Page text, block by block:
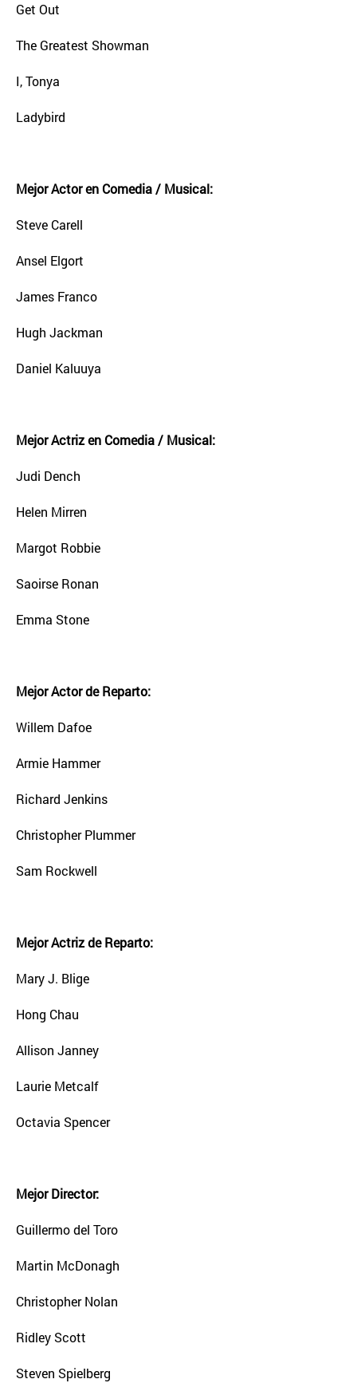
Get Out
The Greatest Showman
I, Tonya
Ladybird
Mejor Actor en Comedia / Musical:
Steve Carell
Ansel Elgort
James Franco
Hugh Jackman
Daniel Kaluuya
Mejor Actriz en Comedia / Musical:
Judi Dench
Helen Mirren
Margot Robbie
Saoirse Ronan
Emma Stone
Mejor Actor de Reparto:
Willem Dafoe
Armie Hammer
Richard Jenkins
Christopher Plummer
Sam Rockwell
Mejor Actriz de Reparto:
Mary J. Blige
Hong Chau
Allison Janney
Laurie Metcalf
Octavia Spencer
Mejor Director:
Guillermo del Toro
Martin McDonagh
Christopher Nolan
Ridley Scott
Steven Spielberg